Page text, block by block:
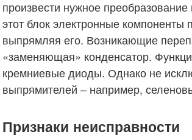
произвести нужное
этот блок электронные компоненты
выпрямляя его. Возникающие
«заменяющая» конденсатор.
кремниевые диоды. Однако не
выпрямителей – например,
Признаки неисправности